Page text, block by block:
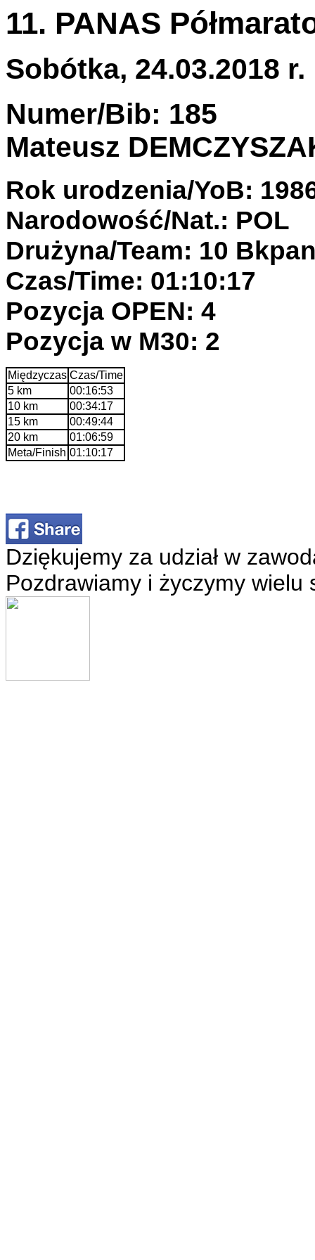
11. PANAS
Sobótka, 24.03.2018 r.
Numer/Bib: 185
Mateusz
Rok urodzenia/YoB:
Narodowość/Nat.: POL
Drużyna/Team: 10
Czas/Time: 01:10:17
Pozycja OPEN: 4
Pozycja w M30: 2
Międzyczas Czas/Time
5 km
00:16:53
10 km
00:34:17
15 km
00:49:44
20 km
01:06:59
Meta/Finish 01:10:17
Dziękujemy za udział w
Pozdrawiamy i życzymy wielu